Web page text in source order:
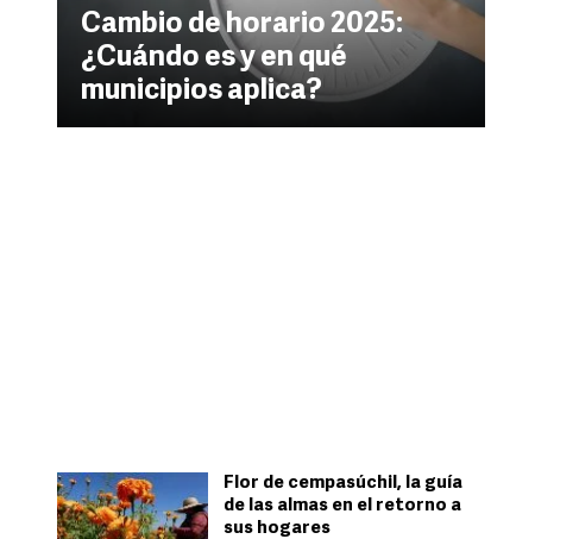
Cambio de horario 2025:
¿Cuándo es y en qué
municipios aplica?
Flor de cempasúchil, la guía
de las almas en el retorno a
sus hogares